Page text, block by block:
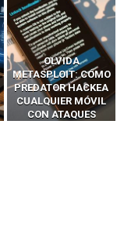
CÓMO LOS HACKERS
INTERCEPTAN OTPS
Y LLAMADAS
MÓVILES SIN
‘HACKEAR’ — EL